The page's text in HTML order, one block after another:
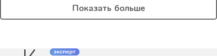
Показать больше